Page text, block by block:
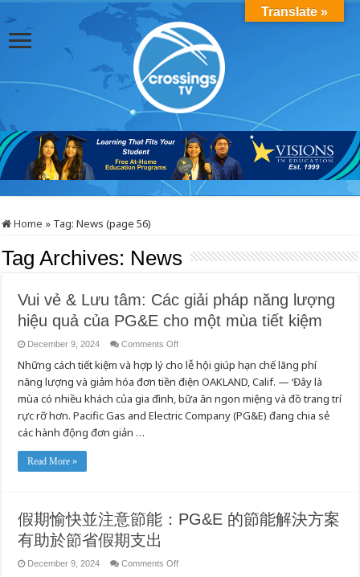
Home » Tag:News (page 56)
Tag Archives: News
Vui vẻ & Lưu tâm: Các giải pháp năng lượng
hiệu quả của PG&E cho một mùa tiết kiệm
December 9, 2024 Comments Offon
vẻ
&
Lưu
tâm:
Các
giải
pháp
tiết
kiệm
Những cách tiết kiệm và hợp lý cho lễ hội giúp hạn chế lãng phí
năng lượng và giảm hóa đơn tiền điện OAKLAND, Calif. — ‘Đây là
mùa có nhiều khách của gia đình, bữa ăn ngon miệng và đồ trang trí
rực rỡ hơn. Pacific Gas and Electric Company (PG&E) đang chia sẻ
các hành động đơn giản …
Read More »
假期愉快並注意節能：PG&E 的節能解決方案
有助於節省假期支出
December 9, 2024 Comments Offon
Translate »